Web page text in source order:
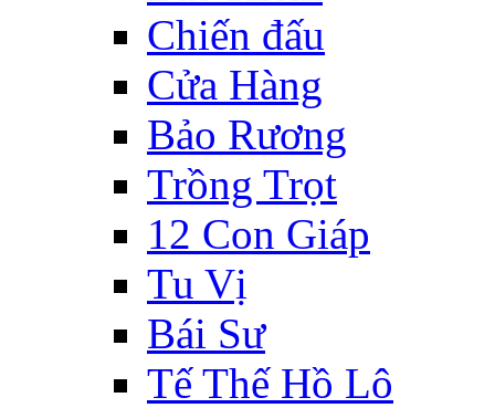
Chiến đấu
Cửa Hàng
Bảo Rương
Trồng Trọt
12 Con Giáp
Tu Vị
Bái Sư
Tế Thế Hồ Lô